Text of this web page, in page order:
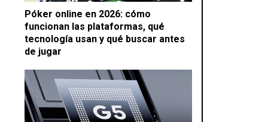
Póker online en 2026: cómo
funcionan las plataformas, qué
tecnología usan y qué buscar antes
de jugar